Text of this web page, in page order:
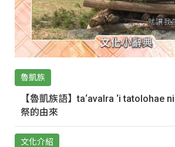
魯凱族
【魯凱族語】ta‘avalra ‘i tatolohae
祭的由來
文化介紹